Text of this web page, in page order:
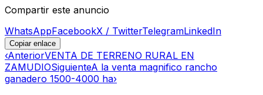
Compartir este anuncio
WhatsAppFacebookX / TwitterTelegramLinkedIn
Copiar enlace
‹AnteriorVENTA DE TERRENO RURAL EN
ZAMUDIOSiguienteA la venta magnifico rancho
ganadero 1500-4000 ha›